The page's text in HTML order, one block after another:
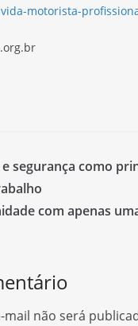
motorista-
segurança como
com apenas
mail não será